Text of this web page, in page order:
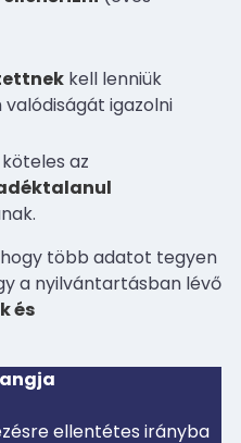
kell lenniük
igazolni
az
hogy több adatot tegyen
a nyilvántartásban lévő
és
ellentétes irányba